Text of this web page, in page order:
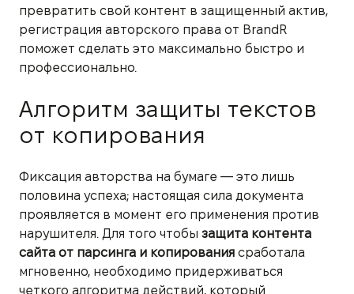
превратить свой контент в защищенный актив,
регистрация авторского права от BrandR
поможет сделать это максимально быстро и
профессионально.
Алгоритм защиты текстов
от копирования
Фиксация авторства на бумаге — это лишь
половина успеха; настоящая сила документа
проявляется в момент его применения против
нарушителя. Для того чтобы защита контента
сайта от парсинга и копирования сработала
мгновенно, необходимо придерживаться
четкого алгоритма действий, который